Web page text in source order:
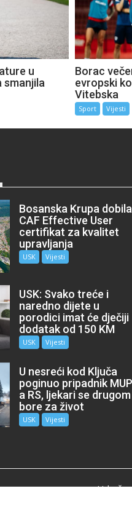
u
smanjila
Borac
evropski
Vitebska
Sport Vijesti
Bosanska Krupa dobila
CAF Effective User
certifikat za kvalitet
upravljanja
USK Vijesti
USK: Svako treće i
naredno dijete u
porodici imat će dječiji
dodatak od 150 KM
USK Vijesti
U nesreći kod Ključa
poginuo pripadnik
a RS, ljekari se drugom
bore za život
USK Vijesti